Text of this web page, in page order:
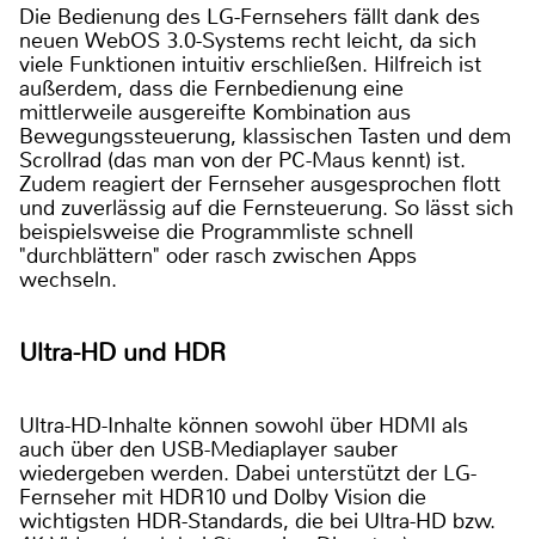
Die Bedienung des LG-Fernsehers fällt dank des
neuen WebOS 3.0-Systems recht leicht, da sich
viele Funktionen intuitiv erschließen. Hilfreich ist
außerdem, dass die Fernbedienung eine
mittlerweile ausgereifte Kombination aus
Bewegungssteuerung, klassischen Tasten und dem
Scrollrad (das man von der PC-Maus kennt) ist.
Zudem reagiert der Fernseher ausgesprochen flott
und zuverlässig auf die Fernsteuerung. So lässt sich
beispielsweise die Programmliste schnell
"durchblättern" oder rasch zwischen Apps
wechseln.
Ultra-HD und HDR
Ultra-HD-Inhalte können sowohl über HDMI als
auch über den USB-Mediaplayer sauber
wiedergeben werden. Dabei unterstützt der LG-
Fernseher mit HDR10 und Dolby Vision die
wichtigsten HDR-Standards, die bei Ultra-HD bzw.